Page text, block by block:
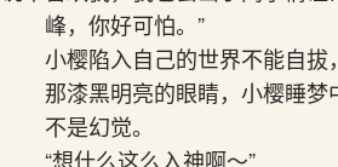
峰，你好可怕。”
小樱陷入自己的世界不能自拔
那漆黑明亮的眼睛，小樱睡梦
不是幻觉。
“想什么这么入神啊～”